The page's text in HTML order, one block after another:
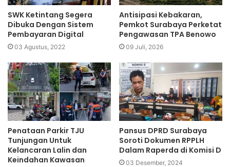
SWK Ketintang Segera
Dibuka Dengan Sistem
Pembayaran Digital
03 Agustus, 2022
Antisipasi Kebakaran,
Pemkot Surabaya Perketat
Pengawasan TPA Benowo
09 Juli, 2026
Penataan Parkir TJU
Tunjungan Untuk
Kelancaran Lalin dan
Keindahan Kawasan
Pansus DPRD Surabaya
Soroti Dokumen RPPLH
Dalam Raperda di Komisi D
03 Desember, 2024